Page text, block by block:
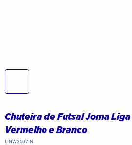
Chuteira de Futsal Joma
Vermelho e Branco
LIGW2507IN